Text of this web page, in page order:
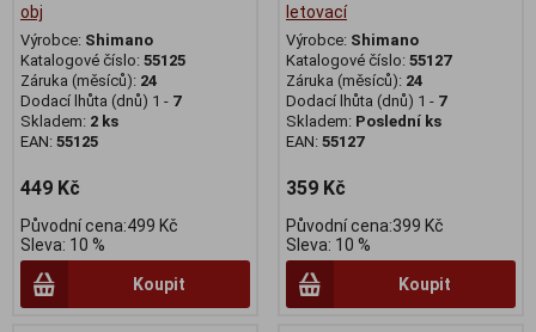
obj
Výrobce: Shimano
Katalogové číslo: 55125
Záruka (měsíců): 24
Dodací lhůta (dnů) 1 - 7
Skladem: 2 ks
EAN: 55125
449 Kč
Původní cena:499 Kč
Sleva: 10 %
Koupit
letovací
Výrobce: Shimano
Katalogové číslo: 55127
Záruka (měsíců): 24
Dodací lhůta (dnů) 1 - 7
Skladem: Poslední ks
EAN: 55127
359 Kč
Původní cena:399 Kč
Sleva: 10 %
Koupit